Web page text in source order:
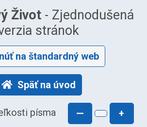
Život- Zjednodušená
stránok
na štandardný web
Späť na úvod
písma — +